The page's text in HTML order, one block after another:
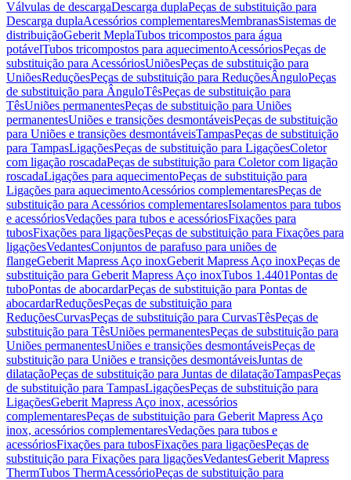
Válvulas de descargaDescarga duplaPeças de substituição para
Descarga duplaAcessórios complementaresMembranasSistemas de
distribuiçãoGeberit MeplaTubos tricompostos para água
potávelTubos tricompostos para aquecimentoAcessóriosPeças de
substituição para AcessóriosUniõesPeças de substituição para
UniõesReduçõesPeças de substituição para ReduçõesÂnguloPeças
de substituição para ÂnguloTêsPeças de substituição para
TêsUniões permanentesPeças de substituição para Uniões
permanentesUniões e transições desmontáveisPeças de substituição
para Uniões e transições desmontáveisTampasPeças de substituição
para TampasLigaçõesPeças de substituição para LigaçõesColetor
com ligação roscadaPeças de substituição para Coletor com ligação
roscadaLigações para aquecimentoPeças de substituição para
Ligações para aquecimentoAcessórios complementaresPeças de
substituição para Acessórios complementaresIsolamentos para tubos
e acessóriosVedações para tubos e acessóriosFixações para
tubosFixações para ligaçõesPeças de substituição para Fixações para
ligaçõesVedantesConjuntos de parafuso para uniões de
flangeGeberit Mapress Aço inoxGeberit Mapress Aço inoxPeças de
substituição para Geberit Mapress Aço inoxTubos 1.4401Pontas de
tuboPontas de abocardarPeças de substituição para Pontas de
abocardarReduçõesPeças de substituição para
ReduçõesCurvasPeças de substituição para CurvasTêsPeças de
substituição para TêsUniões permanentesPeças de substituição para
Uniões permanentesUniões e transições desmontáveisPeças de
substituição para Uniões e transições desmontáveisJuntas de
dilataçãoPeças de substituição para Juntas de dilataçãoTampasPeças
de substituição para TampasLigaçõesPeças de substituição para
LigaçõesGeberit Mapress Aço inox, acessórios
complementaresPeças de substituição para Geberit Mapress Aço
inox, acessórios complementaresVedações para tubos e
acessóriosFixações para tubosFixações para ligaçõesPeças de
substituição para Fixações para ligaçõesVedantesGeberit Mapress
ThermTubos ThermAcessórioPeças de substituição para